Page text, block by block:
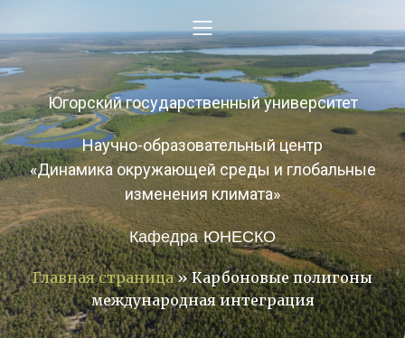
Югорский государственный университет
Научно-образовательный центр
«Динамика окружающей среды и глобальные
изменения климата»
Кафедра ЮНЕСКО
Главная страница»Карбоновые полигоны
международная интеграция